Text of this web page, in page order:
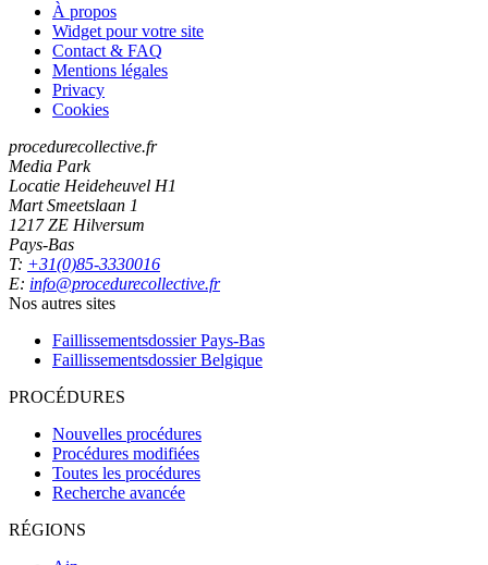
À propos
Widget pour votre site
Contact & FAQ
Mentions légales
Privacy
Cookies
procedurecollective.fr
Media Park
Locatie Heideheuvel H1
Mart Smeetslaan 1
1217 ZE Hilversum
Pays-Bas
T: +31(0)85-3330016
E: info@procedurecollective.fr
Nos autres sites
Faillissementsdossier Pays-Bas
Faillissementsdossier Belgique
PROCÉDURES
Nouvelles procédures
Procédures modifiées
Toutes les procédures
Recherche avancée
RÉGIONS